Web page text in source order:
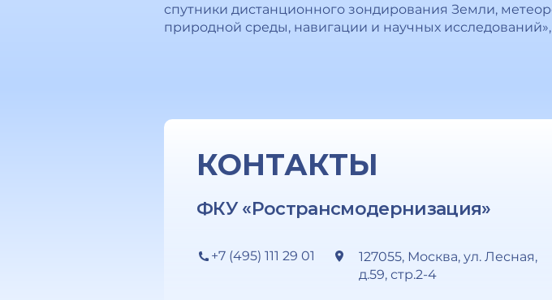
спутники дистанционного зондирования Земли,
природной среды, навигации и научных исследований»,
КОНТАКТЫ
ФКУ «Ространсмодернизация»
+7 (495) 111 29 01
127055, Москва, ул. Лесная,
д.59, стр.2-4